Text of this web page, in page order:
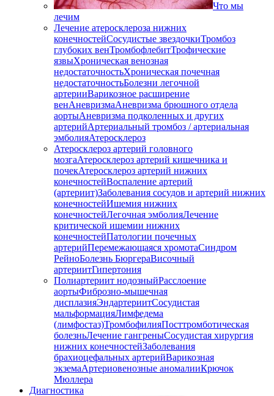
Что мы
лечим
Лечение атеросклероза нижних
конечностейСосудистые звездочкиТромбоз
глубоких венТромбофлебитТрофические
язвыХроническая венозная
недостаточностьХроническая почечная
недостаточностьБолезни легочной
артерииВарикозное расширение
венАневризмаАневризма брюшного отдела
аортыАневризма подколенных и других
артерийАртериальный тромбоз / артериальная
эмболияАтеросклероз
Атеросклероз артерий головного
мозгаАтеросклероз артерий кишечника и
почекАтеросклероз артерий нижних
конечностейВоспаление артерий
(артериит)Заболевания сосудов и артерий нижних
конечностейИшемия нижних
конечностейЛегочная эмболияЛечение
критической ишемии нижних
конечностейПатологии почечных
артерийПеремежающаяся хромотаСиндром
РейноБолезнь БюргераВисочный
артериитГипертония
Полиартериит нодозныйРасслоение
аортыФиброзно-мышечная
дисплазияЭндартериитСосудистая
мальформацияЛимфедема
(лимфостаз)ТромбофилияПосттромботическая
болезньЛечение гангреныСосудистая хирургия
нижних конечностейЗаболевания
брахиоцефальных артерийВарикозная
экземаАртериовенозные аномалииКрючок
Мюллера
Диагностика